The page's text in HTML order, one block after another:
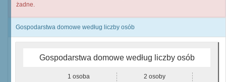
żadne.
Gospodarstwa domowe według liczby osób
Gospodarstwa domowe według liczby osób
1 osoba 2 osoby